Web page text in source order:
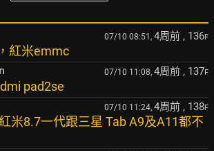
07/10 08:51, 4周前 , 136F
紅米emmc
07/10 11:08, 4周前 , 137F
pad2se
07/10 11:24, 4周前 , 138F
米8.7一代跟三星 Tab A9及A11都不